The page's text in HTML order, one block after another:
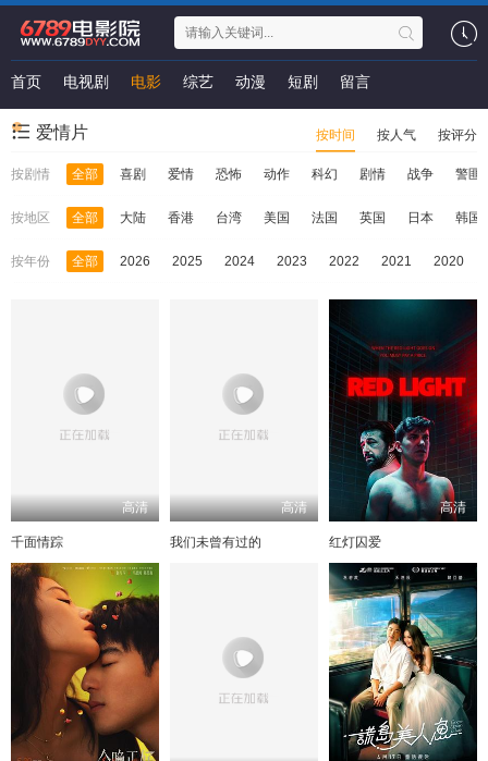
首页 电视剧 电影 综艺 动漫 短剧 留言
爱情片 按时间 按人气 按评分
按剧情 全部 喜剧 爱情 恐怖 动作 科幻 剧情 战争 警匪
按地区 全部 大陆 香港 台湾 美国 法国 英国 日本 韩国
按年份 全部 2026 2025 2024 2023 2022 2021 2020
高清
千面情踪
高清
我们未曾有过的
高清
红灯囚爱